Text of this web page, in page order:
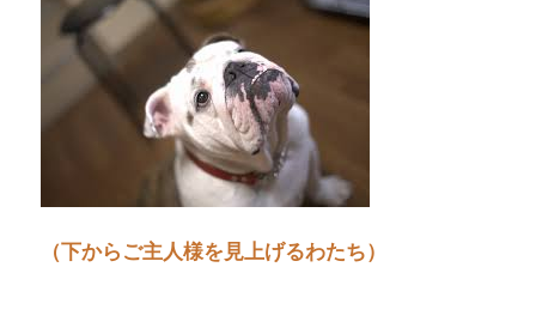
（下からご主人様を見上げるわたち）